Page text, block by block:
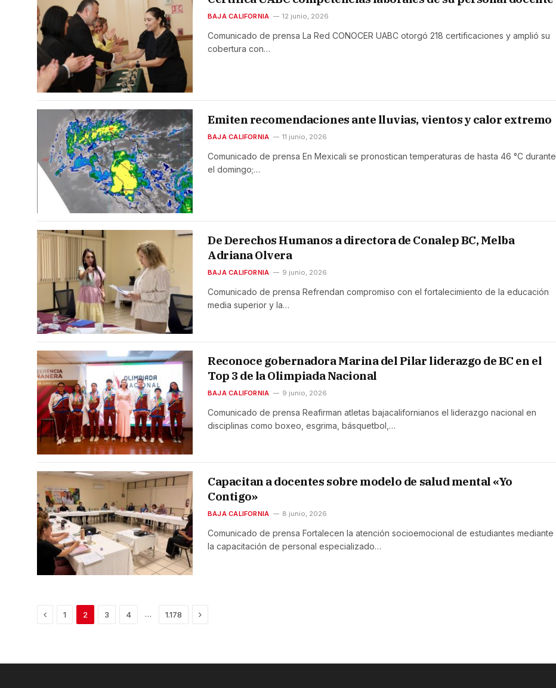
BAJA CALIFORNIA 12 junio, 2026
Comunicado de prensa La Red CONOCER UABC otorgó 218 certificaciones y amplió su
cobertura con…
Emiten recomendaciones ante lluvias, vientos y calor extremo
BAJA CALIFORNIA 11 junio, 2026
Comunicado de prensa En Mexicali se pronostican temperaturas de hasta 46 °C durante
el domingo;…
De Derechos Humanos a directora de Conalep BC, Melba
Adriana Olvera
BAJA CALIFORNIA 9 junio, 2026
Comunicado de prensa Refrendan compromiso con el fortalecimiento de la educación
media superior y la…
Reconoce gobernadora Marina del Pilar liderazgo de BC en el
Top 3 de la Olimpiada Nacional
BAJA CALIFORNIA 9 junio, 2026
Comunicado de prensa Reafirman atletas bajacalifornianos el liderazgo nacional en
disciplinas como boxeo, esgrima, básquetbol,…
Capacitan a docentes sobre modelo de salud mental «Yo
Contigo»
BAJA CALIFORNIA 8 junio, 2026
Comunicado de prensa Fortalecen la atención socioemocional de estudiantes mediante
la capacitación de personal especializado…
Previous
1 2 3 4 … 1.178 Next